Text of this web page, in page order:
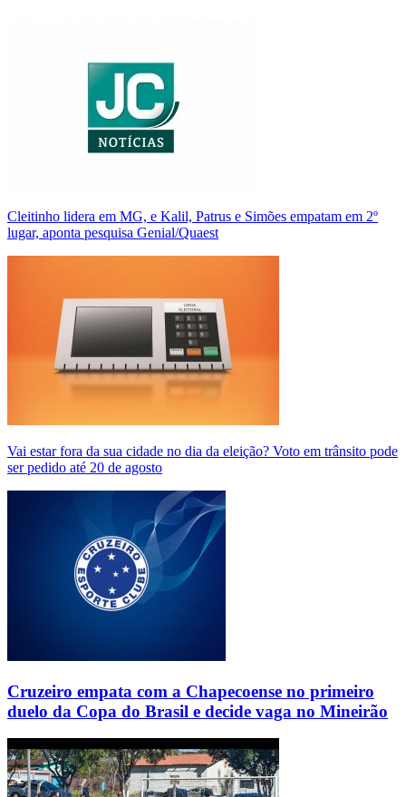
Cleitinho lidera em MG, e Kalil, Patrus e Simões empatam em 2º
lugar, aponta pesquisa Genial/Quaest
Vai estar fora da sua cidade no dia da eleição? Voto em trânsito pode
ser pedido até 20 de agosto
Cruzeiro empata com a Chapecoense no primeiro
duelo da Copa do Brasil e decide vaga no Mineirão